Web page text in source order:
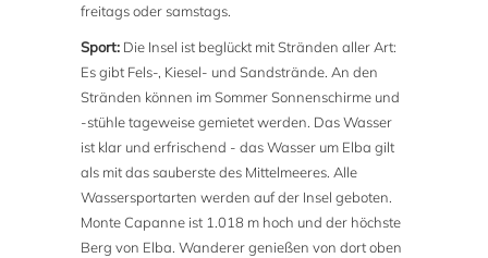
freitags oder samstags.
Sport: Die Insel ist beglückt mit Stränden aller Art:
Es gibt Fels-, Kiesel- und Sandstrände. An den
Stränden können im Sommer Sonnenschirme und
-stühle tageweise gemietet werden. Das Wasser
ist klar und erfrischend - das Wasser um Elba gilt
als mit das sauberste des Mittelmeeres. Alle
Wassersportarten werden auf der Insel geboten.
Monte Capanne ist 1.018 m hoch und der höchste
Berg von Elba. Wanderer genießen von dort oben